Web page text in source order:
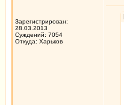
Зарегистрирован:
28.03.2013
Суждений: 7054
Откуда: Харьков